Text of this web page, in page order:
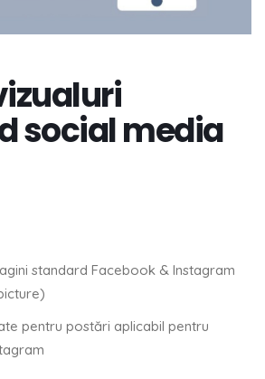
social media
standard Facebook & Instagram
pentru postări aplicabil pentru